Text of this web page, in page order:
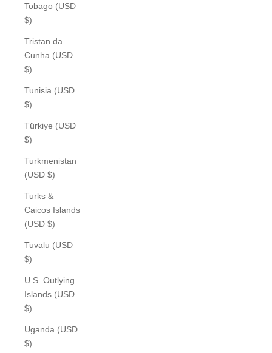
Tobago (USD
$)
Tristan da
Cunha (USD
$)
Tunisia (USD
$)
Türkiye (USD
$)
Turkmenistan
(USD $)
Turks &
Caicos Islands
(USD $)
Tuvalu (USD
$)
U.S. Outlying
Islands (USD
$)
Uganda (USD
$)